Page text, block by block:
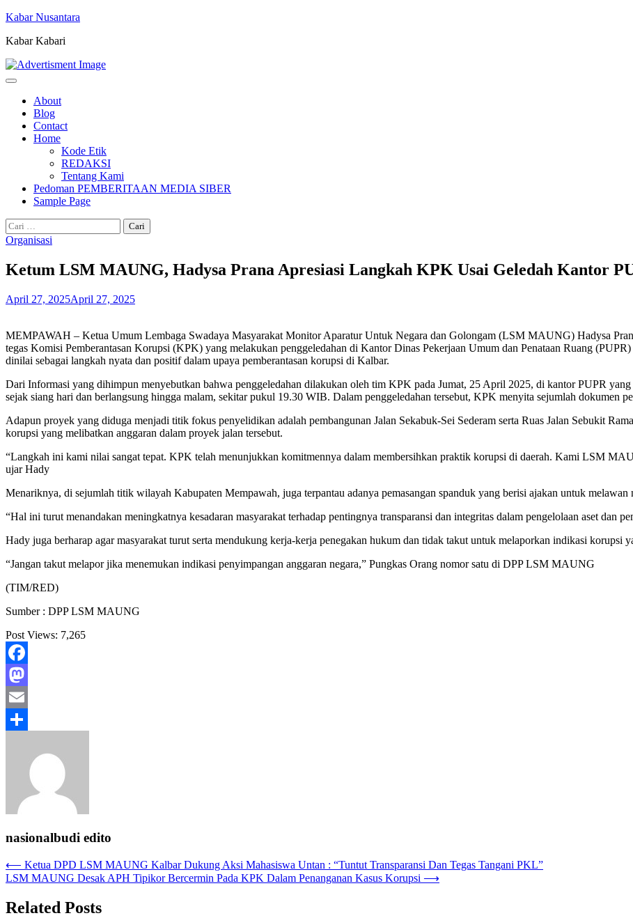
Skip
content
Kabar Nusantara
Kabar Kabari
About
Blog
Contact
Home
Kode Etik
REDAKSI
Tentang Kami
Pedoman PEMBERITAAN MEDIA SIBER
Sample Page
Cari
untuk:
Organisasi
Ketum LSM MAUNG, Hadysa Prana Apresiasi Langkah KPK Usai Geledah Kantor
April 27, 2025April 27, 2025
MEMPAWAH – Ketua Umum Lembaga Swadaya Masyarakat Monitor Aparatur Untuk Negara dan Golongam (LSM MAUNG) Hadysa
tegas Komisi Pemberantasan Korupsi (KPK) yang melakukan penggeledahan di Kantor Dinas Pekerjaan Umum dan Penataan Ruang
dinilai sebagai langkah nyata dan positif dalam upaya pemberantasan korupsi di Kalbar.
Dari Informasi yang dihimpun menyebutkan bahwa penggeledahan dilakukan oleh tim KPK pada Jumat, 25 April 2025, di kantor PUPR
sejak siang hari dan berlangsung hingga malam, sekitar pukul 19.30 WIB. Dalam penggeledahan tersebut, KPK menyita sejumlah dokumen
Adapun proyek yang diduga menjadi titik fokus penyelidikan adalah pembangunan Jalan Sekabuk-Sei Sederam serta Ruas Jalan Sebukit
korupsi yang melibatkan anggaran dalam proyek jalan tersebut.
“Langkah ini kami nilai sangat tepat. KPK telah menunjukkan komitmennya dalam membersihkan praktik korupsi di daerah. Kami LSM
ujar Hady
Menariknya, di sejumlah titik wilayah Kabupaten Mempawah, juga terpantau adanya pemasangan spanduk yang berisi ajakan untuk melawan
“Hal ini turut menandakan meningkatnya kesadaran masyarakat terhadap pentingnya transparansi dan integritas dalam pengelolaan aset dan
Hady juga berharap agar masyarakat turut serta mendukung kerja-kerja penegakan hukum dan tidak takut untuk melaporkan indikasi korupsi
“Jangan takut melapor jika menemukan indikasi penyimpangan anggaran negara,” Pungkas Orang nomor satu di DPP LSM MAUNG
(TIM/RED)
Sumber : DPP LSM MAUNG
Post Views: 7,265
Facebook
Mastodon
Email
nasionalbudi edito
Navigasi
pos
⟵ Ketua DPD LSM MAUNG Kalbar Dukung Aksi Mahasiswa Untan : “Tuntut Transparansi Dan Tegas Tangani PKL”
LSM MAUNG Desak APH Tipikor Bercermin Pada KPK Dalam Penanganan Kasus Korupsi ⟶
Related Posts